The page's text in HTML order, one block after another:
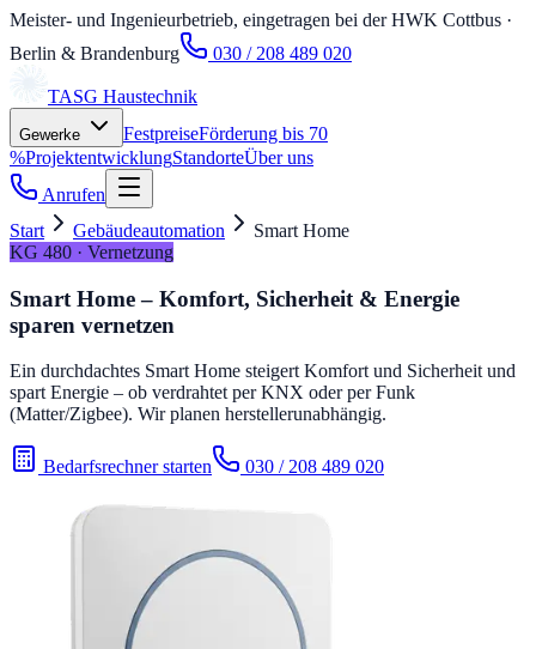
Meister- und Ingenieurbetrieb, eingetragen bei der HWK Cottbus ·
Berlin & Brandenburg
030 / 208 489 020
TASG Haustechnik
Gewerke FestpreiseFörderung bis 70
%ProjektentwicklungStandorteÜber uns
Anrufen
Start
Gebäudeautomation
Smart Home
KG 480 · Vernetzung
Smart Home – Komfort, Sicherheit & Energie
sparen vernetzen
Ein durchdachtes Smart Home steigert Komfort und Sicherheit und
spart Energie – ob verdrahtet per KNX oder per Funk
(Matter/Zigbee). Wir planen herstellerunabhängig.
Bedarfsrechner starten 030 / 208 489 020